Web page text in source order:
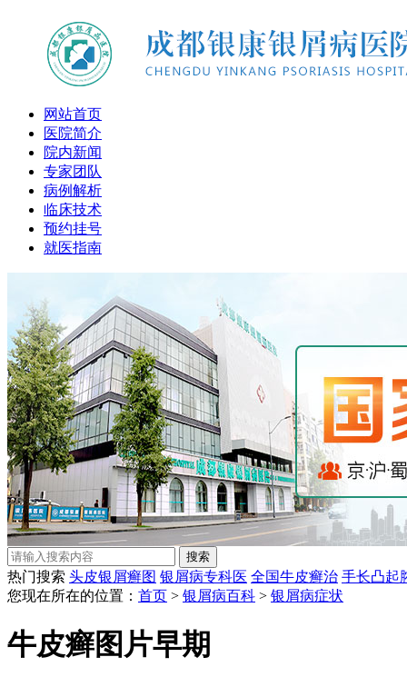
网站首页
医院简介
院内新闻
专家团队
病例解析
临床技术
预约挂号
就医指南
热门搜索 头皮银屑癣图 银屑病专科医 全国牛皮癣治 手长凸起
您现在所在的位置： 首页 > 银屑病百科 > 银屑病症状
牛皮癣图片早期